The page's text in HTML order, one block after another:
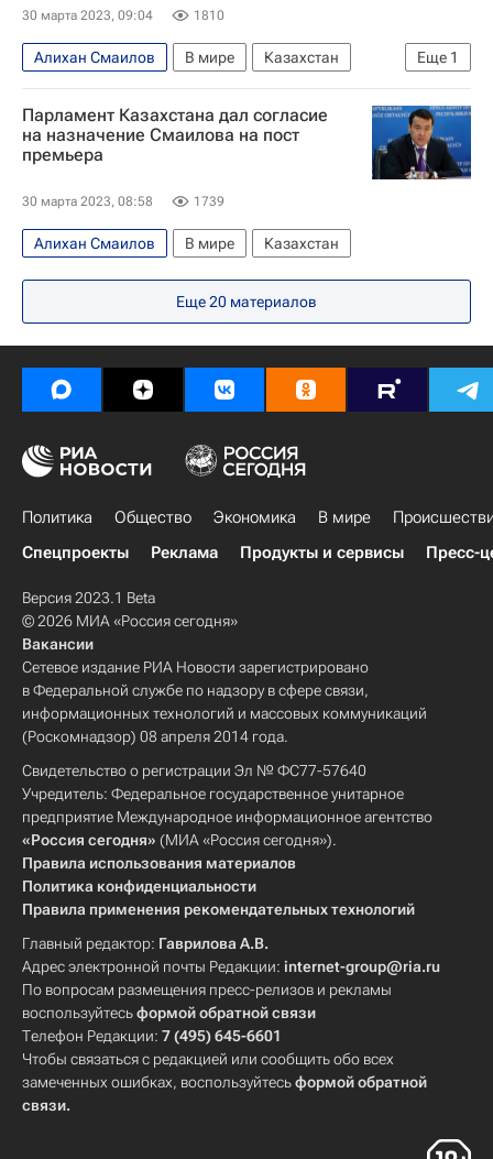
30 марта 2023, 09:04 1810
Еще 1
Алихан Смаилов В мире
Казахстан
Касым-Жомарт Токаев
Парламент Казахстана дал согласие
на назначение Смаилова на пост
премьера
30 марта 2023, 08:58 1739
Алихан Смаилов В мире Казахстан
Еще20 материалов
Политика Общество Экономика В мире
Спецпроекты
Реклама Продукты и сервисы Пресс-
Версия 2023.1 Beta
© 2026 МИА «Россия сегодня»
Вакансии
Сетевое издание РИА Новости зарегистрировано
в Федеральной службе по надзору в сфере связи,
информационных технологий и массовых коммуникаций
(Роскомнадзор) 08 апреля 2014 года.
Свидетельство о регистрации Эл № ФС77-57640
Учредитель: Федеральное государственное унитарное
предприятие Международное информационное агентство
«Россия сегодня» (МИА «Россия сегодня»).
Правила использования материалов
Политика конфиденциальности
Правила применения рекомендательных технологий
Главный редактор: Гаврилова А.В.
Адрес электронной почты Редакции: internet-group@ria.ru
По вопросам размещения пресс-релизов и рекламы
воспользуйтесьформой обратной связи
Телефон Редакции: 7 (495) 645-6601
Чтобы связаться с редакцией или сообщить обо всех
замеченных ошибках, воспользуйтесьформой обратной
связи.